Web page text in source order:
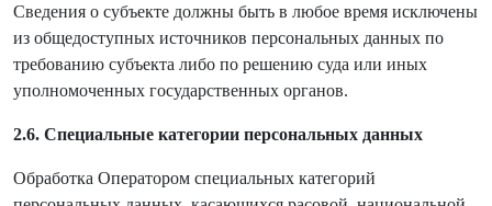
Сведения о субъекте должны быть в любое время исключены
из общедоступных источников персональных данных по
требованию субъекта либо по решению суда или иных
уполномоченных государственных органов.
2.6. Специальные категории персональных данных
Обработка Оператором специальных категорий